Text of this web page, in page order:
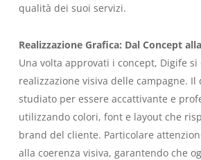
qualità dei suoi servizi.
Realizzazione Grafica: Dal Concept
Una volta approvati i concept, Digife si
realizzazione visiva delle campagne. Il
studiato per essere accattivante e
utilizzando colori, font e layout che
brand del cliente. Particolare
alla coerenza visiva, garantendo che